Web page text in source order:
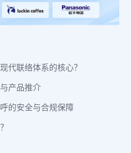
代联络体系的核心？
产品推介
的安全与合规保障